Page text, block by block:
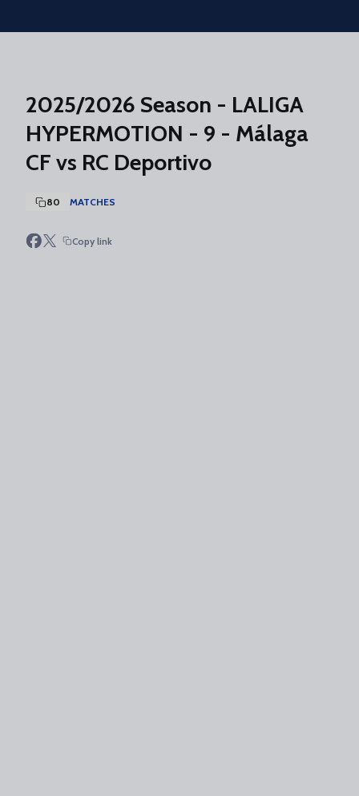
Skip to main content
2025/2026 Season - LALIGA
HYPERMOTION - 9 - Málaga
CF vs RC Deportivo
80 MATCHES
Copy link